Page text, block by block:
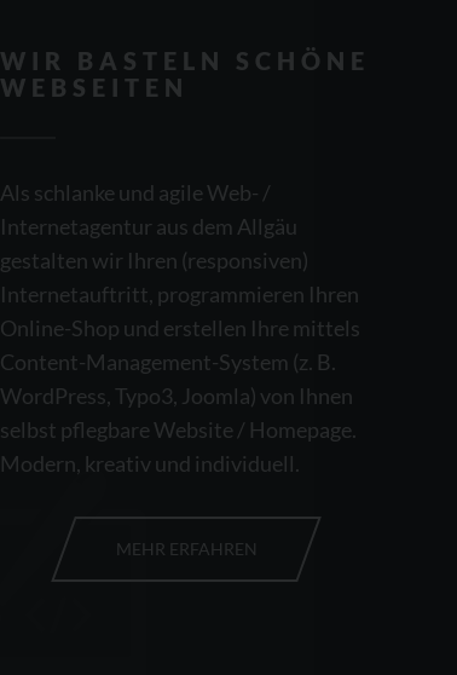
WIR BASTELN SCHÖNE
WEBSEITEN
Als schlanke und agile Web- /
Internetagentur aus dem Allgäu
gestalten wir Ihren (responsiven)
Internetauftritt, programmieren Ihren
Online-Shop und erstellen Ihre mittels
Content-Management-System (z. B.
WordPress, Typo3, Joomla) von Ihnen
selbst pflegbare Website / Homepage.
Modern, kreativ und individuell.
MEHR ERFAHREN